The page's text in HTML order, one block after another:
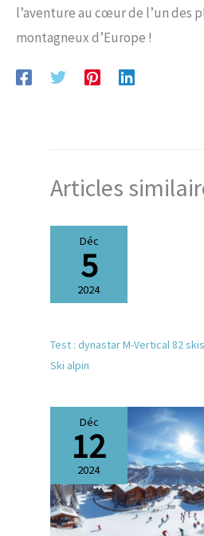
l’aventure au cœur de l’un des
montagneux d’Europe !
Articles
Déc
5
2024
Test : dynastar M-Vertical 82
Ski alpin
Déc
12
2024